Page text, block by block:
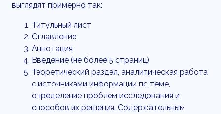
выглядят примерно так:
Титульный лист
Оглавление
Аннотация
Введение (не более 5 страниц)
Теоретический раздел, аналитическая работа
с источниками информации по теме,
определение проблем исследования и
способов их решения. Содержательным